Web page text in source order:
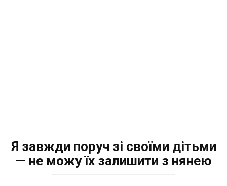
Я завжди поруч зі своїми дітьми
— не можу їх залишити з нянею